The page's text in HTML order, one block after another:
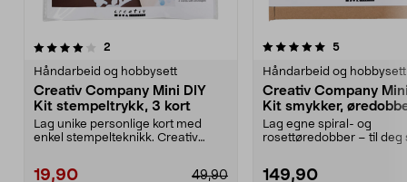
2
Håndarbeid og hobbysett
Creativ Company Mini DIY
Kit stempeltrykk, 3 kort
Lag unike personlige kort med
enkel stempelteknikk. Creativ
49,90
19,90
5.0av 5 stjerner 5anmeldelser
Håndarbeid og hobbysett
Creativ Company
Kit smykker,
ring
Lag egne spiral- og
rosettøredobber – til deg
149,90
2.0av 5 stjerner